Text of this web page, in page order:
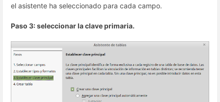
el asistente ha seleccionado para cada campo.
Paso 3: seleccionar la clave primaria.